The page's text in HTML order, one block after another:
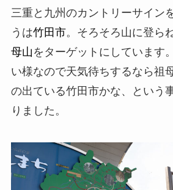
三重と九州のカントリーサイン
うは竹田市。そろそろ山に登ら
母山 をターゲットにしています
い様なので天気待ちするなら祖
の出ている竹田市かな、という
りました。